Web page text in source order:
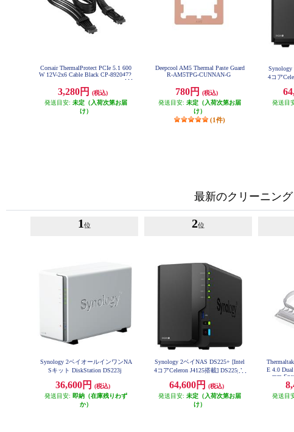
Corsair ThermalProtect PCIe 5.1 600
W 12V-2x6 Cable Black CP-8920472
3,280円
(税込)
発送目安: 未定（入荷次第お届
け）
Deepcool AM5 Thermal Paste Guard
R-AM5TPG-CUNNAN-G
780円
(税込)
発送目安: 未定（入荷次第お届
け）
(1件)
Synology
4コア
発送目
最新のクリーニン
1 位
Synology 2ベイオールインワンNA
Sキット DiskStation DS223j
36,600円
(税込)
発送目安: 即納（在庫残りわず
か）
2位
Synology 2ベイNAS DS225+ [Intel
4コアCeleron J4125搭載] DS225plu
64,600円
(税込)
発送目安: 未定（入荷次第お届
け）
E 4.0 Dual
mm
発送目